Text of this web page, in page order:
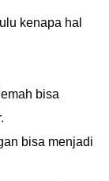
kenapa hal
bisa
bisa menjadi